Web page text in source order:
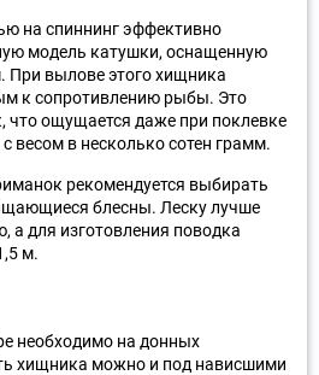
на спиннинг эффективно
модель катушки, оснащенную
вылове этого хищника
к сопротивлению рыбы. Это
что ощущается даже при поклевке
весом в несколько сотен грамм.
рекомендуется выбирать
блесны. Леску лучше
а для изготовления поводка
м.
необходимо на донных
хищника можно и под нависшими